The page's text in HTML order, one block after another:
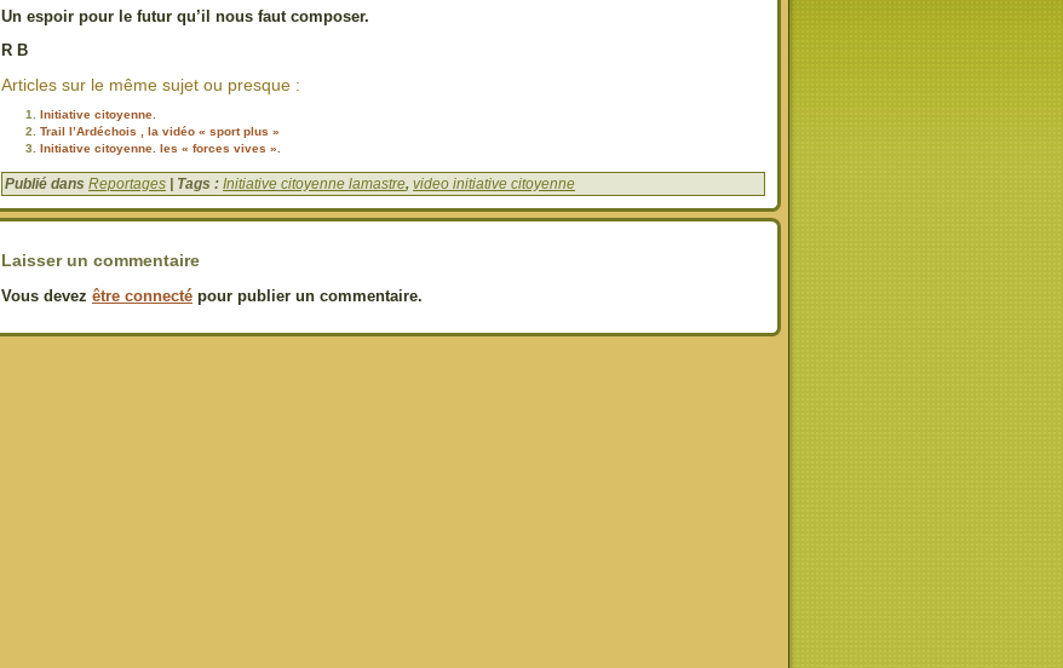
Un espoir pour le futur qu’il nous faut composer.
R B
Articles sur le même sujet ou presque :
Initiative citoyenne.
Trail l’Ardéchois , la vidéo « sport plus »
Initiative citoyenne. les « forces vives ».
Publié dans Reportages | Tags : Initiative citoyenne lamastre, video initiative citoyenne
Laisser un commentaire
Vous devez être connecté pour publier un commentaire.